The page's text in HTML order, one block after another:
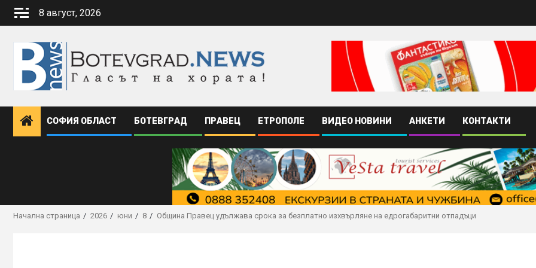
Skip
8 август, 2026
СОФИЯ ОБЛАСТ БОТЕВГРАД ПРАВЕЦ ЕТРОПОЛЕ ВИДЕО НОВИНИ АНКЕТИ КОНТАКТИ
Начална страница 2026 юни 8 Община Правец удължава срока за безплатно изхвърляне на едрогабаритни отпадъци